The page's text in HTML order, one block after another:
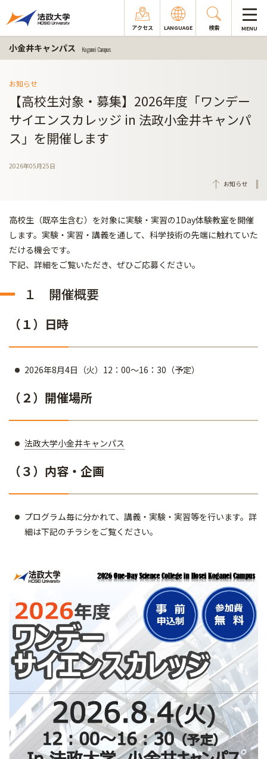
アクセス LANGUAGE 検索 MENU
小金井キャンパス Koganei Campus
お知らせ
【高校生対象・募集】2026年度「ワンデー
サイエンスカレッジ in 法政小金井キャンパ
ス」を開催します
2026年05月25日
お知らせ
高校生（既卒生含む）を対象に実験・実習の1Day体験教室を開催
します。実験・実習・講義を通して、科学技術の先端に触れていた
だける機会です。
下記、詳細をご覧いただき、ぜひご応募ください。
１ 開催概要
（１）日時
2026年8月4日（火）12：00～16：30（予定）
（２）開催場所
法政大学小金井キャンパス
（３）内容・企画
プログラム毎に分かれて、講義・実験・実習等を行います。詳
細は下記のチラシをご覧ください。